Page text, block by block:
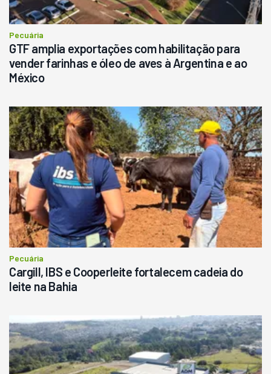
Pecuária
GTF amplia exportações com habilitação para
vender farinhas e óleo de aves à Argentina e ao
México
Pecuária
Cargill, IBS e Cooperleite fortalecem cadeia do
leite na Bahia